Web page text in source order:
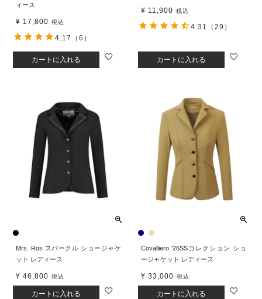
ィース
¥ 17,800 税込
カートに入れる
4.17 （6）
¥ 11,900 税込
カートに入れる
4.31 （29）
Mrs. Ros スパークル ショージャケ
ット レディース
¥ 46,800 税込
カートに入れる
Covalliero ’26SSコレクション ショ
ージャケット レディース
¥ 33,000 税込
カートに入れる